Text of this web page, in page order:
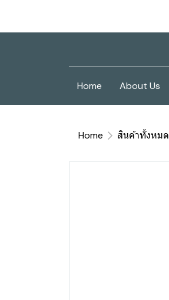
Home About Us
Home สินค้าทั้งหมด